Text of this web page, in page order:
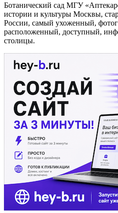
Ботанический сад МГУ
истории и культуры Москвы,
России, самый ухоженный,
расположенный, доступный,
столицы.